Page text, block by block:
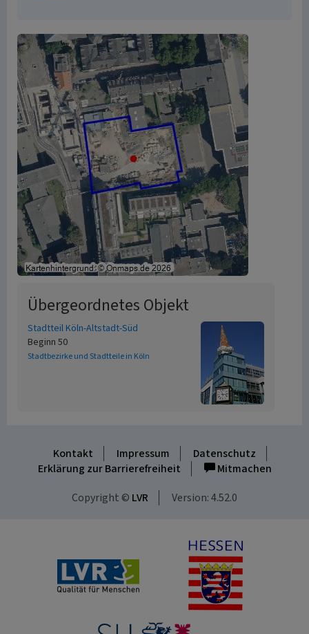
Übergeordnetes Objekt
Stadtteil Köln-Altstadt-Süd
Beginn 50
Stadtbezirke und Stadtteile in Köln
Kontakt Impressum
Datenschutz
Erklärung zur Barrierefreiheit
Mitmachen
Copyright © LVR Version: 4.52.0